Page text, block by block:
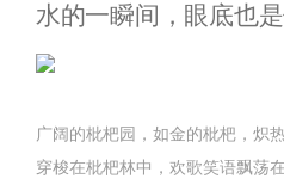
水的一瞬间，眼底也是
广阔的枇杷园，如金的枇杷，炽
穿梭在枇杷林中，欢歌笑语飘荡